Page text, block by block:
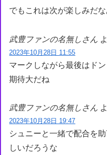
でもこれは次が楽しみだな
武豊ファンの名無しさん
2023年10月28日 11:55
マークしながら最後はドン
期待大だね
武豊ファンの名無しさん
2023年10月28日 19:47
シュニーと一緒で配合を
しいだろうな